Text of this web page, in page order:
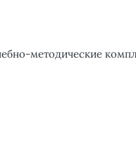
методические